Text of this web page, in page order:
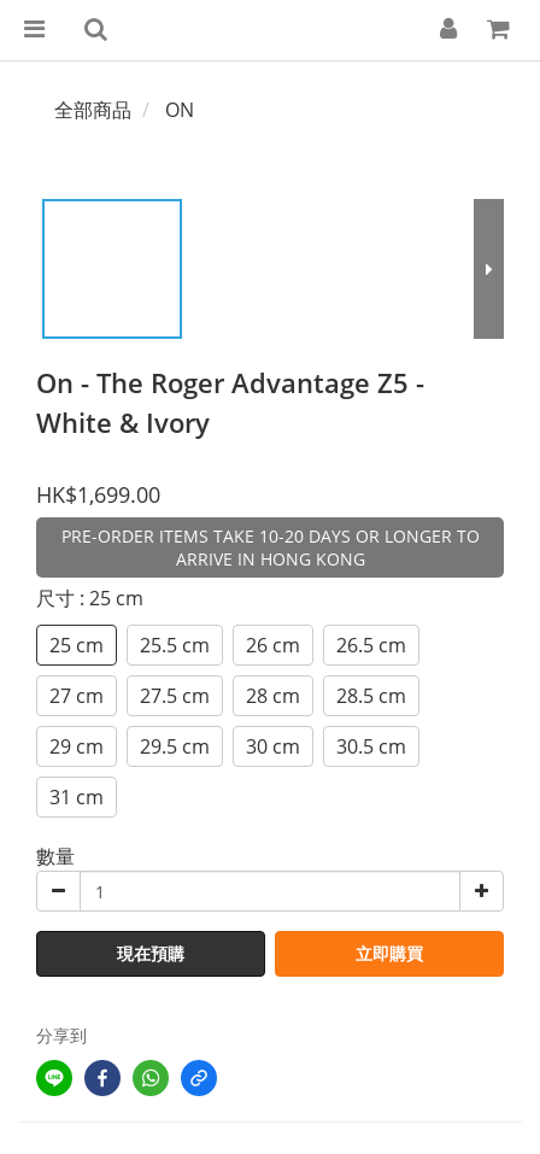
全部商品 ON
On - The Roger Advantage Z5 -
White & Ivory
HK$1,699.00
PRE-ORDER ITEMS TAKE 10-20 DAYS OR LONGER TO
ARRIVE IN HONG KONG
尺寸 : 25 cm
25 cm
25.5 cm 26 cm
26.5 cm
27 cm
27.5 cm 28 cm
28.5 cm
29 cm
29.5 cm 30 cm
30.5 cm
31 cm
數量
現在預購 立即購買
分享到